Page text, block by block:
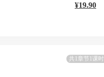
¥19.90
共1章节1课时